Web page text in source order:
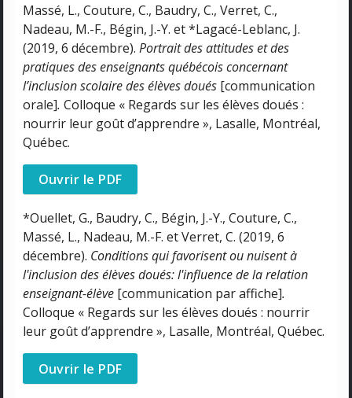
Massé, L., Couture, C., Baudry, C., Verret, C.,
Nadeau, M.-F., Bégin, J.-Y. et *Lagacé-Leblanc, J.
(2019, 6 décembre). Portrait des attitudes et des
pratiques des enseignants québécois concernant
l’inclusion scolaire des élèves doués [communication
orale]. Colloque « Regards sur les élèves doués :
nourrir leur goût d’apprendre », Lasalle, Montréal,
Québec.
Ouvrir le PDF
*Ouellet, G., Baudry, C., Bégin, J.-Y., Couture, C.,
Massé, L., Nadeau, M.-F. et Verret, C. (2019, 6
décembre). Conditions qui favorisent ou nuisent à
l'inclusion des élèves doués: l'influence de la relation
enseignant-élève [communication par affiche].
Colloque « Regards sur les élèves doués : nourrir
leur goût d’apprendre », Lasalle, Montréal, Québec.
Ouvrir le PDF